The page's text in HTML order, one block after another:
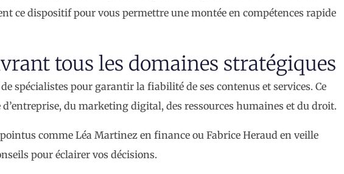
ce dispositif pour vous permettre une montée en compétences rapide
tous les domaines stratégiques
spécialistes pour garantir la fiabilité de ses contenus et services. Ce
du marketing digital, des ressources humaines et du droit.
comme Léa Martinez en finance ou Fabrice Heraud en veille
pour éclairer vos décisions.